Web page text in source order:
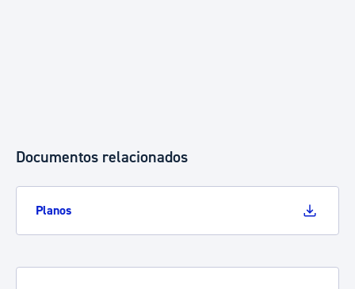
Documentos relacionados
Planos